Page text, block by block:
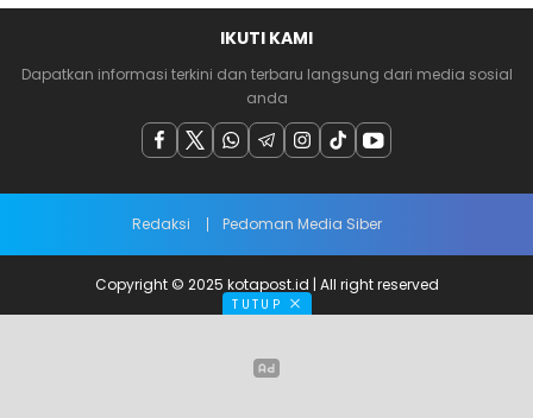
IKUTI KAMI
Dapatkan informasi terkini dan terbaru langsung dari media sosial
anda
Redaksi Pedoman Media Siber
Copyright © 2025 kotapost.id | All right reserved
TUTUP